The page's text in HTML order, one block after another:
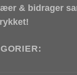
& bidrager